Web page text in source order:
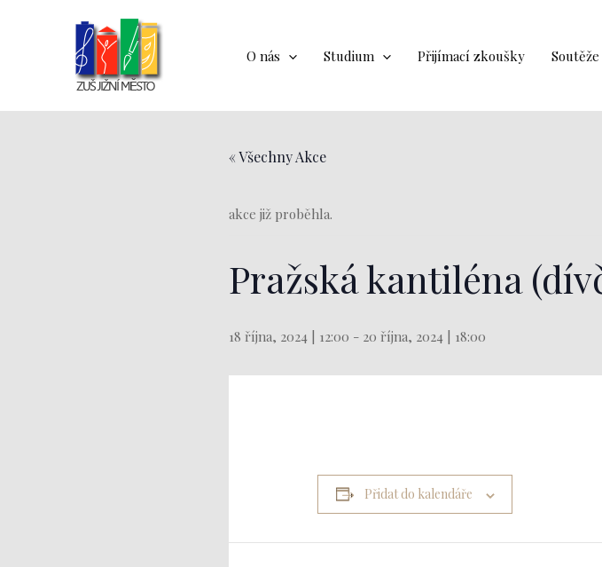
O nás Studium Přijímací zkoušky Soutěže
« Všechny Akce
akce již proběhla.
Pražská kantiléna
18 října, 2024 | 12:00 - 20 října, 2024 | 18:00
Přidat do kalendáře